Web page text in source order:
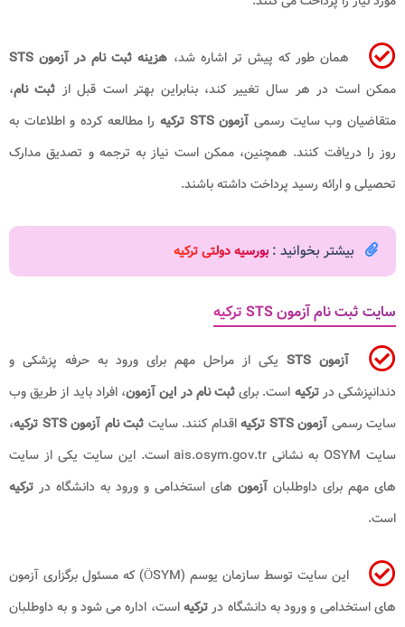
همان طور که پیش تر اشاره شد، هزینه ثبت نام در آزمون STS
ممکن است در هر سال تغییر کند، بنابراین بهتر است قبل از ثبت نام،
متقاضیان وب سایت رسمی آزمون STS ترکیه
را مطالعه کرده و اطلاعات به
روز را دریافت کنند. همچنین، ممکن است نیاز به ترجمه و تصدیق مدارک
تحصیلی و ارائه رسید پرداخت داشته باشند.
بیشتر بخوانید : بورسیه دولتی ترکیه
سایت ثبت نام آزمون STS ترکیه
آزمون STS
یکی از مراحل مهم برای ورود به حرفه پزشکی و
دندانپزشکی درترکیه است. برایثبت نام در این آزمون، افراد باید از طریق وب
سایت رسمی آزمون STS ترکیه اقدام کنند. سایت ثبت نام آزمون STS ترکیه
،
سایت OSYM به نشانی ais.osym.gov.tr است. این سایت یکی از سایت
های مهم برای داوطلبان آزمون های استخدامی و ورود به دانشگاه در ترکیه
است.
این سایت توسط سازمان یوسم (ÖSYM) که مسئول برگزاری آزمون
های استخدامی و ورود به دانشگاه درترکیهاست، اداره می شود و به داوطلبان